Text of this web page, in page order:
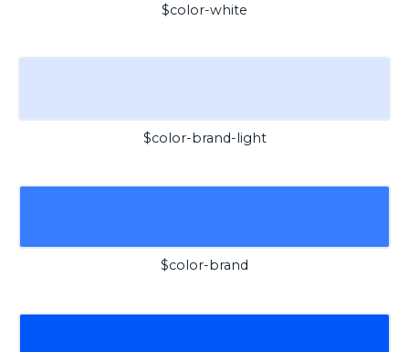
$color-white
$color-brand-light
$color-brand